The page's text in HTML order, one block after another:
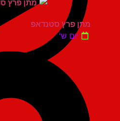
מתן פרץ סטנדאפ
יום ש'